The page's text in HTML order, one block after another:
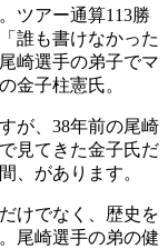
ツアー通算113勝
誰も書けなかった
崎選手の弟子でマ
金子柱憲氏。
が、38年前の尾崎
見てきた金子氏だ
、があります。
けでなく、歴史を
尾崎選手の弟の健